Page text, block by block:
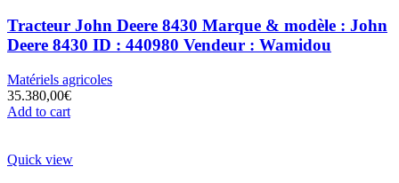
Tracteur John Deere 8430 Marque & modèle : John
Deere 8430 ID : 440980 Vendeur : Wamidou
Matériels agricoles
35.380,00€
Add to cart
Quick view